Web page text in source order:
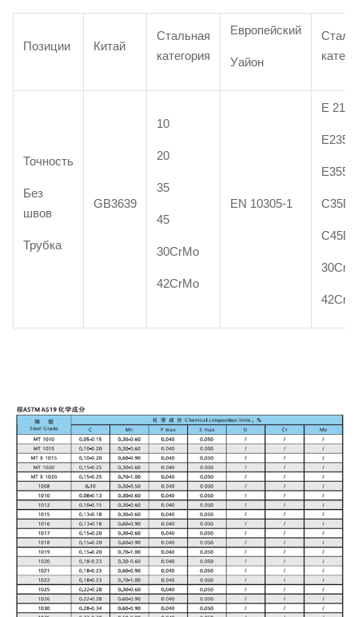
Позиции Китай
Стальная
категория
Европейский
Уайон
Точность
Без
швов
Трубка
GB3639
10
20
35
45
30CrMo
42CrMo
EN 10305-1
Е 215
Е235
Е355
C35E
C45E